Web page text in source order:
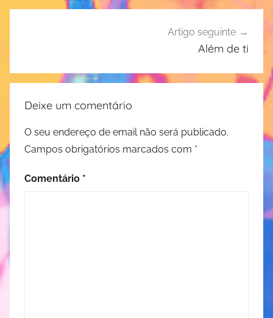
Artigo seguinte
Além de ti
Deixe um comentário
O seu endereço de email não será publicado.
Campos obrigatórios marcados com *
Comentário *